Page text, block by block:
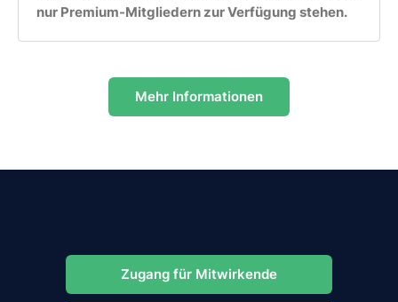
nur Premium-Mitgliedern zur Verfügung stehen.
Mehr Informationen
Zugang für Mitwirkende